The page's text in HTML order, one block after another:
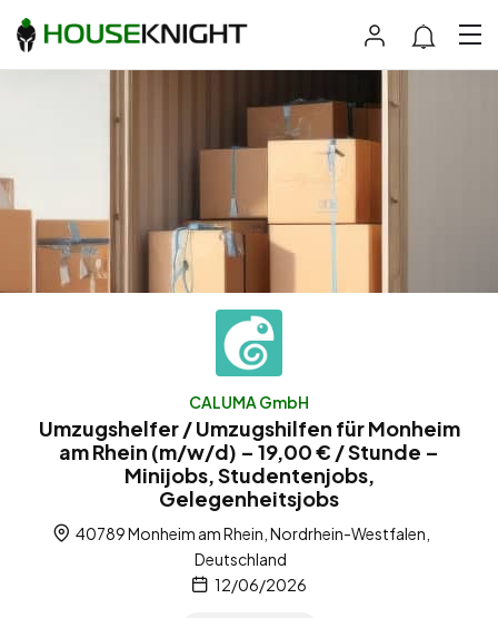
CALUMA GmbH
Umzugshelfer / Umzugshilfen für Monheim
am Rhein (m/w/d) – 19,00 € / Stunde –
Minijobs, Studentenjobs,
Gelegenheitsjobs
40789 Monheim am Rhein, Nordrhein-Westfalen,
Deutschland
12/06/2026